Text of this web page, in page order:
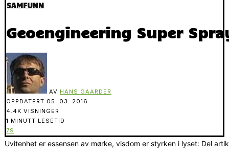
SAMFUNN
Geoengineering Super
AV HANS GAARDER
OPPDATERT 05. 03. 2016
4.4K VISNINGER
1 MINUTT LESETID
79
Uvitenhet er essensen av mørke, visdom er styrken i lyset: Del